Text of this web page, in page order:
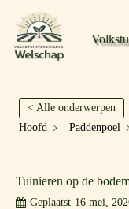
< Alle onderwerpen
Hoofd
Paddenpoel
Tuinieren op de
Geplaatst 16 mei,